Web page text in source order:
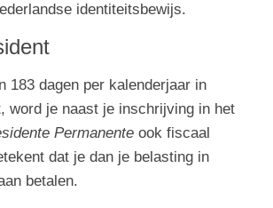
identiteitsbewijs.
183 dagen per kalenderjaar in
word je naast je inschrijving in het
Permanente ook fiscaal
dat je dan je belasting in
betalen.